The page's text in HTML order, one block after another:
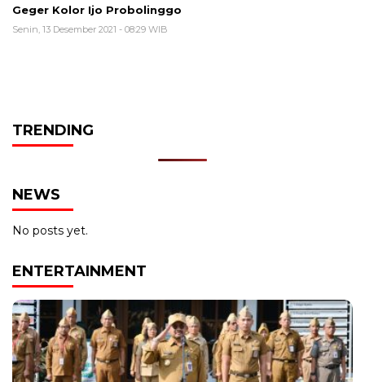
Geger Kolor Ijo Probolinggo
Senin, 13 Desember 2021 - 08:29 WIB
TRENDING
NEWS
No posts yet.
ENTERTAINMENT